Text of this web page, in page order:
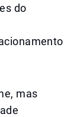
do
mas